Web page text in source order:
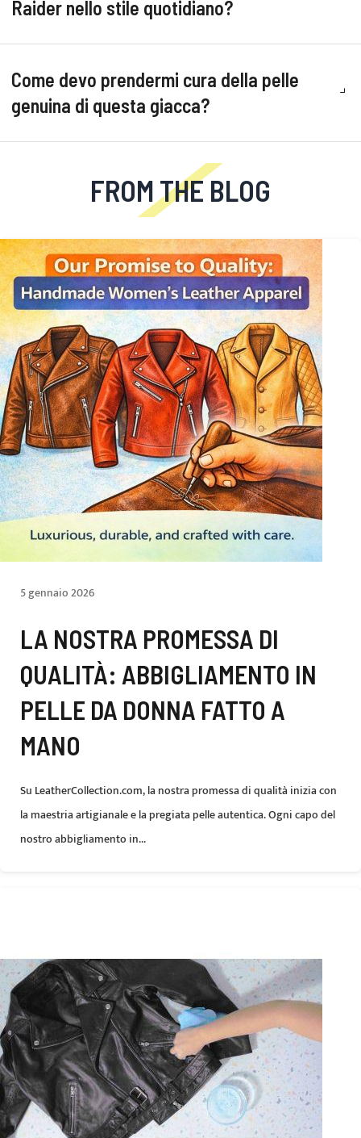
Raider nello stile quotidiano?
Come devo prendermi cura della pelle
genuina di questa giacca?
FROM THE BLOG
5 gennaio 2026
LA NOSTRA PROMESSA DI
QUALITÀ: ABBIGLIAMENTO IN
PELLE DA DONNA FATTO A
MANO
Su LeatherCollection.com, la nostra promessa di qualità inizia con
la maestria artigianale e la pregiata pelle autentica. Ogni capo del
nostro abbigliamento in...